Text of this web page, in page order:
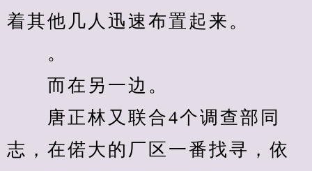
着其他几人迅速布置起来。
。
而在另一边。
唐正林又联合4个调查部同
志，在偌大的厂区一番找寻，依